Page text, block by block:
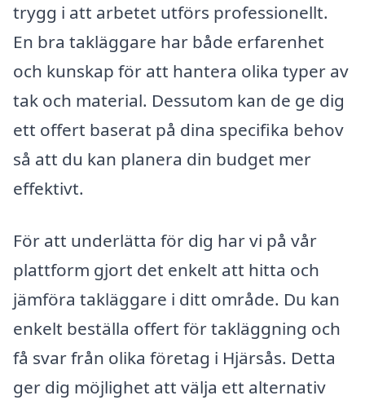
trygg i att arbetet utförs professionellt.
En bra takläggare har både erfarenhet
och kunskap för att hantera olika typer av
tak och material. Dessutom kan de ge dig
ett offert baserat på dina specifika behov
så att du kan planera din budget mer
effektivt.
För att underlätta för dig har vi på vår
plattform gjort det enkelt att hitta och
jämföra takläggare i ditt område. Du kan
enkelt beställa offert för takläggning och
få svar från olika företag i Hjärsås. Detta
ger dig möjlighet att välja ett alternativ